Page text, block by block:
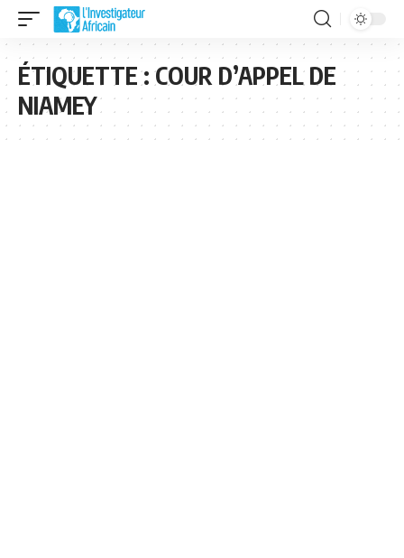
ÉTIQUETTE :COUR D’APPEL DE
NIAMEY